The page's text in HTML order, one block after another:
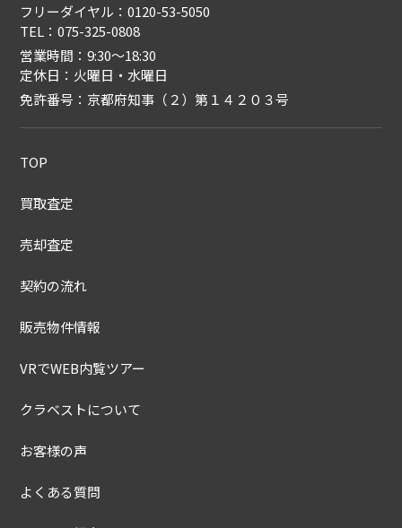
フリーダイヤル：0120-53-5050
TEL：075-325-0808
営業時間：9:30〜18:30
定休日：火曜日・水曜日
免許番号：京都府知事（２）第１４２０３号
TOP
買取査定
売却査定
契約の流れ
販売物件情報
VRでWEB内覧ツアー
クラベストについて
お客様の声
よくある質問